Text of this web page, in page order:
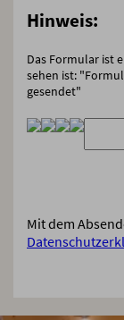
Hinweis:
Das Formular ist
sehen ist:
gesendet"
Mit dem